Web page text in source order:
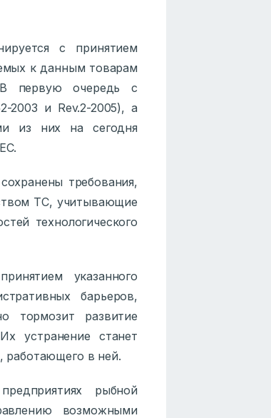
с принятием
к данным товарам
В первую очередь с
2003 и Rev.2-2005), а
из них на сегодня
требования,
ТС, учитывающие
технологического
указанного
барьеров,
тормозит развитие
устранение станет
работающего в ней.
рыбной
возможными